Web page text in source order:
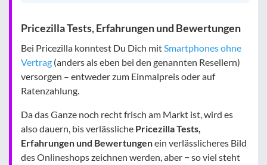
Pricezilla Tests, Erfahrungen und Bewertungen
Bei Pricezilla konntest Du Dich mitSmartphones ohne
Vertrag (anders als eben bei den genannten Resellern)
versorgen – entweder zum Einmalpreis oder auf
Ratenzahlung.
Da das Ganze noch recht frisch am Markt ist, wird es
also dauern, bis verlässliche Pricezilla Tests,
Erfahrungen und Bewertungenein verlässlicheres Bild
des Onlineshops zeichnen werden, aber − so viel steht